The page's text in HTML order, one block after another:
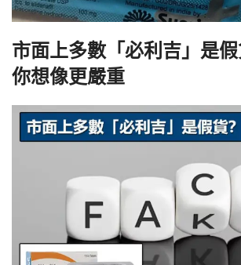
市面上多數「必利吉」是
你想像更嚴重